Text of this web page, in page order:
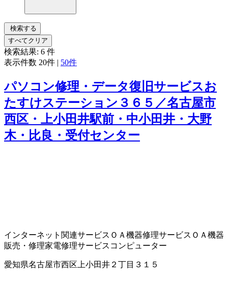
検索する
すべてクリア
検索結果: 6 件
表示件数 20件 | 50件
パソコン修理・データ復旧サービスお
たすけステーション３６５／名古屋市
西区・上小田井駅前・中小田井・大野
木・比良・受付センター
インターネット関連サービス ＯＡ機器修理サービス ＯＡ機器
販売・修理家電修理サービス コンピューター
愛知県名古屋市西区上小田井２丁目３１５